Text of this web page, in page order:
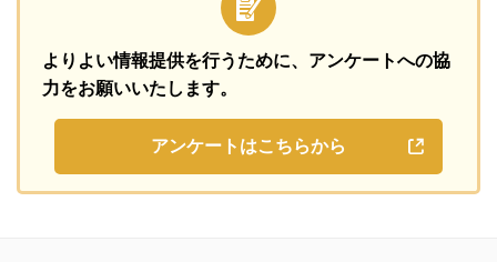
よりよい情報提供を行うために、 アンケートへの協
力をお願いいたします。
アンケートはこちらから